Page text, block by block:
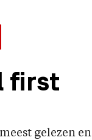
first
gelezen en